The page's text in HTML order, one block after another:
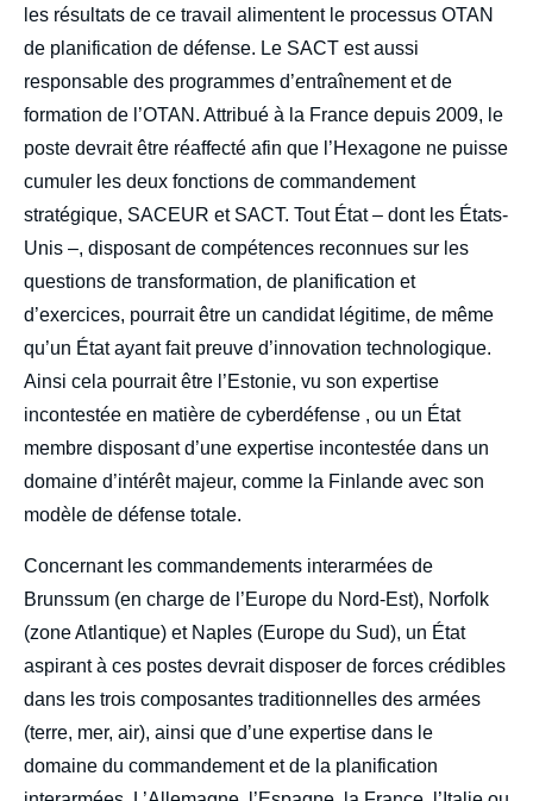
les résultats de ce travail alimentent le processus OTAN
de planification de défense. Le SACT est aussi
responsable des programmes d’entraînement et de
formation de l’OTAN. Attribué à la France depuis 2009, le
poste devrait être réaffecté afin que l’Hexagone ne puisse
cumuler les deux fonctions de commandement
stratégique, SACEUR et SACT. Tout État – dont les États-
Unis –, disposant de compétences reconnues sur les
questions de transformation, de planification et
d’exercices, pourrait être un candidat légitime, de même
qu’un État ayant fait preuve d’innovation technologique.
Ainsi cela pourrait être l’Estonie, vu son expertise
incontestée en matière de cyberdéfense , ou un État
membre disposant d’une expertise incontestée dans un
domaine d’intérêt majeur, comme la Finlande avec son
modèle de défense totale.
Concernant les commandements interarmées de
Brunssum (en charge de l’Europe du Nord-Est), Norfolk
(zone Atlantique) et Naples (Europe du Sud), un État
aspirant à ces postes devrait disposer de forces crédibles
dans les trois composantes traditionnelles des armées
(terre, mer, air), ainsi que d’une expertise dans le
domaine du commandement et de la planification